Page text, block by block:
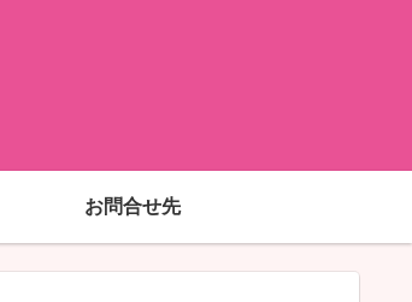
お問合せ先